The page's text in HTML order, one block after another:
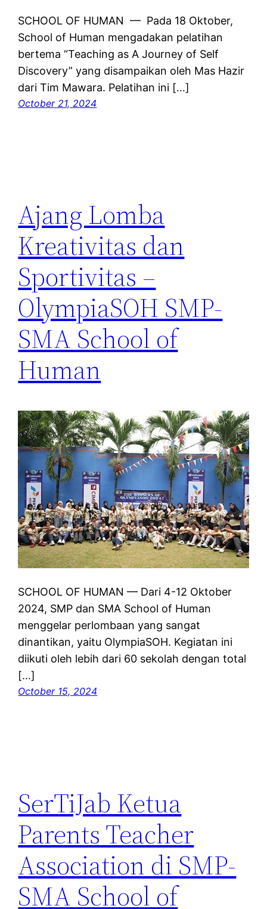
SCHOOL OF HUMAN — Pada 18 Oktober,
School of Human mengadakan pelatihan
bertema “Teaching as A Journey of Self
Discovery” yang disampaikan oleh Mas Hazir
dari Tim Mawara. Pelatihan ini […]
October 21, 2024
Ajang Lomba
Kreativitas dan
Sportivitas –
OlympiaSOH SMP-
SMA School of
Human
SCHOOL OF HUMAN — Dari 4-12 Oktober
2024, SMP dan SMA School of Human
menggelar perlombaan yang sangat
dinantikan, yaitu OlympiaSOH. Kegiatan ini
diikuti oleh lebih dari 60 sekolah dengan total
[…]
October 15, 2024
SerTiJab Ketua
Parents Teacher
Association di SMP-
SMA School of